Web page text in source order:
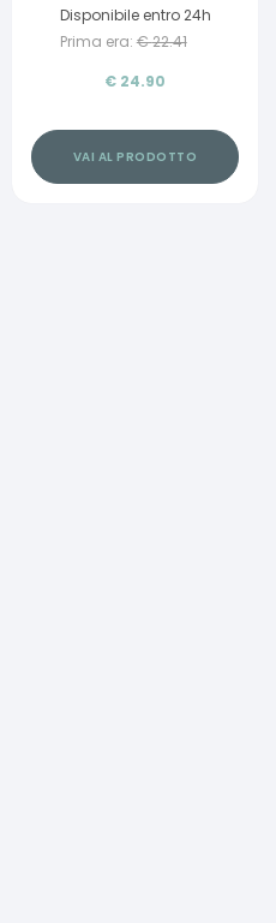
Disponibile entro 24h
Prima era: €22.41
€ 24.90
VAI AL PRODOTTO